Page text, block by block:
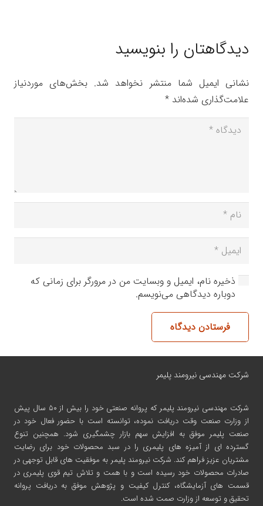
دیدگاهتان را بنویسید
نشانی ایمیل شما منتشر نخواهد شد. بخش‌های موردنیاز
علامت‌گذاری شده‌اند *
ذخیره نام، ایمیل و وبسایت من در مرورگر برای زمانی که
دوباره دیدگاهی می‌نویسم.
فرستادن دیدگاه
شرکت مهندسی نیرومند پلیمر
شرکت مهندسی نیرومند پلیمر
که پروانه صنعتی خود را بیش از ۵۰ سال پیش
از وزارت صنعت وقت دریافت نموده، توانسته است با حضور فعال خود در
صنعت پلیمر موفق به افزایش سهم بازار چشمگیری شود. همچنین تنوع
گسترده ای از آمیزه های پلیمری را در سبد محصولات خود برای رضایت
مشتریان عزیز فراهم کند. شرکت نیرومند پلیمر به موفقیت های قابل توجهی در
صادرات محصولات خود رسیده است و با همت و تلاش تیم قوی پلیمری در
قسمت های آزمایشگاه، کنترل کیفیت و پژوهش موفق به دریافت پروانه
تحقیق و توسعه از وزارت صمت شده است.